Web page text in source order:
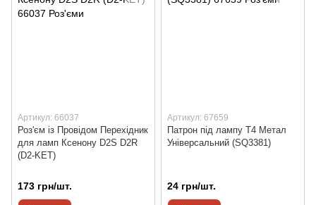
Артикул: 66037
Роз'єм із Провідом Перехідник
для ламп Ксенону D2S D2R
(D2-KET)
173 грн/шт.
Артикул: 67659
Патрон під лампу T4 Метал
Універсальний (SQ3381)
24 грн/шт.